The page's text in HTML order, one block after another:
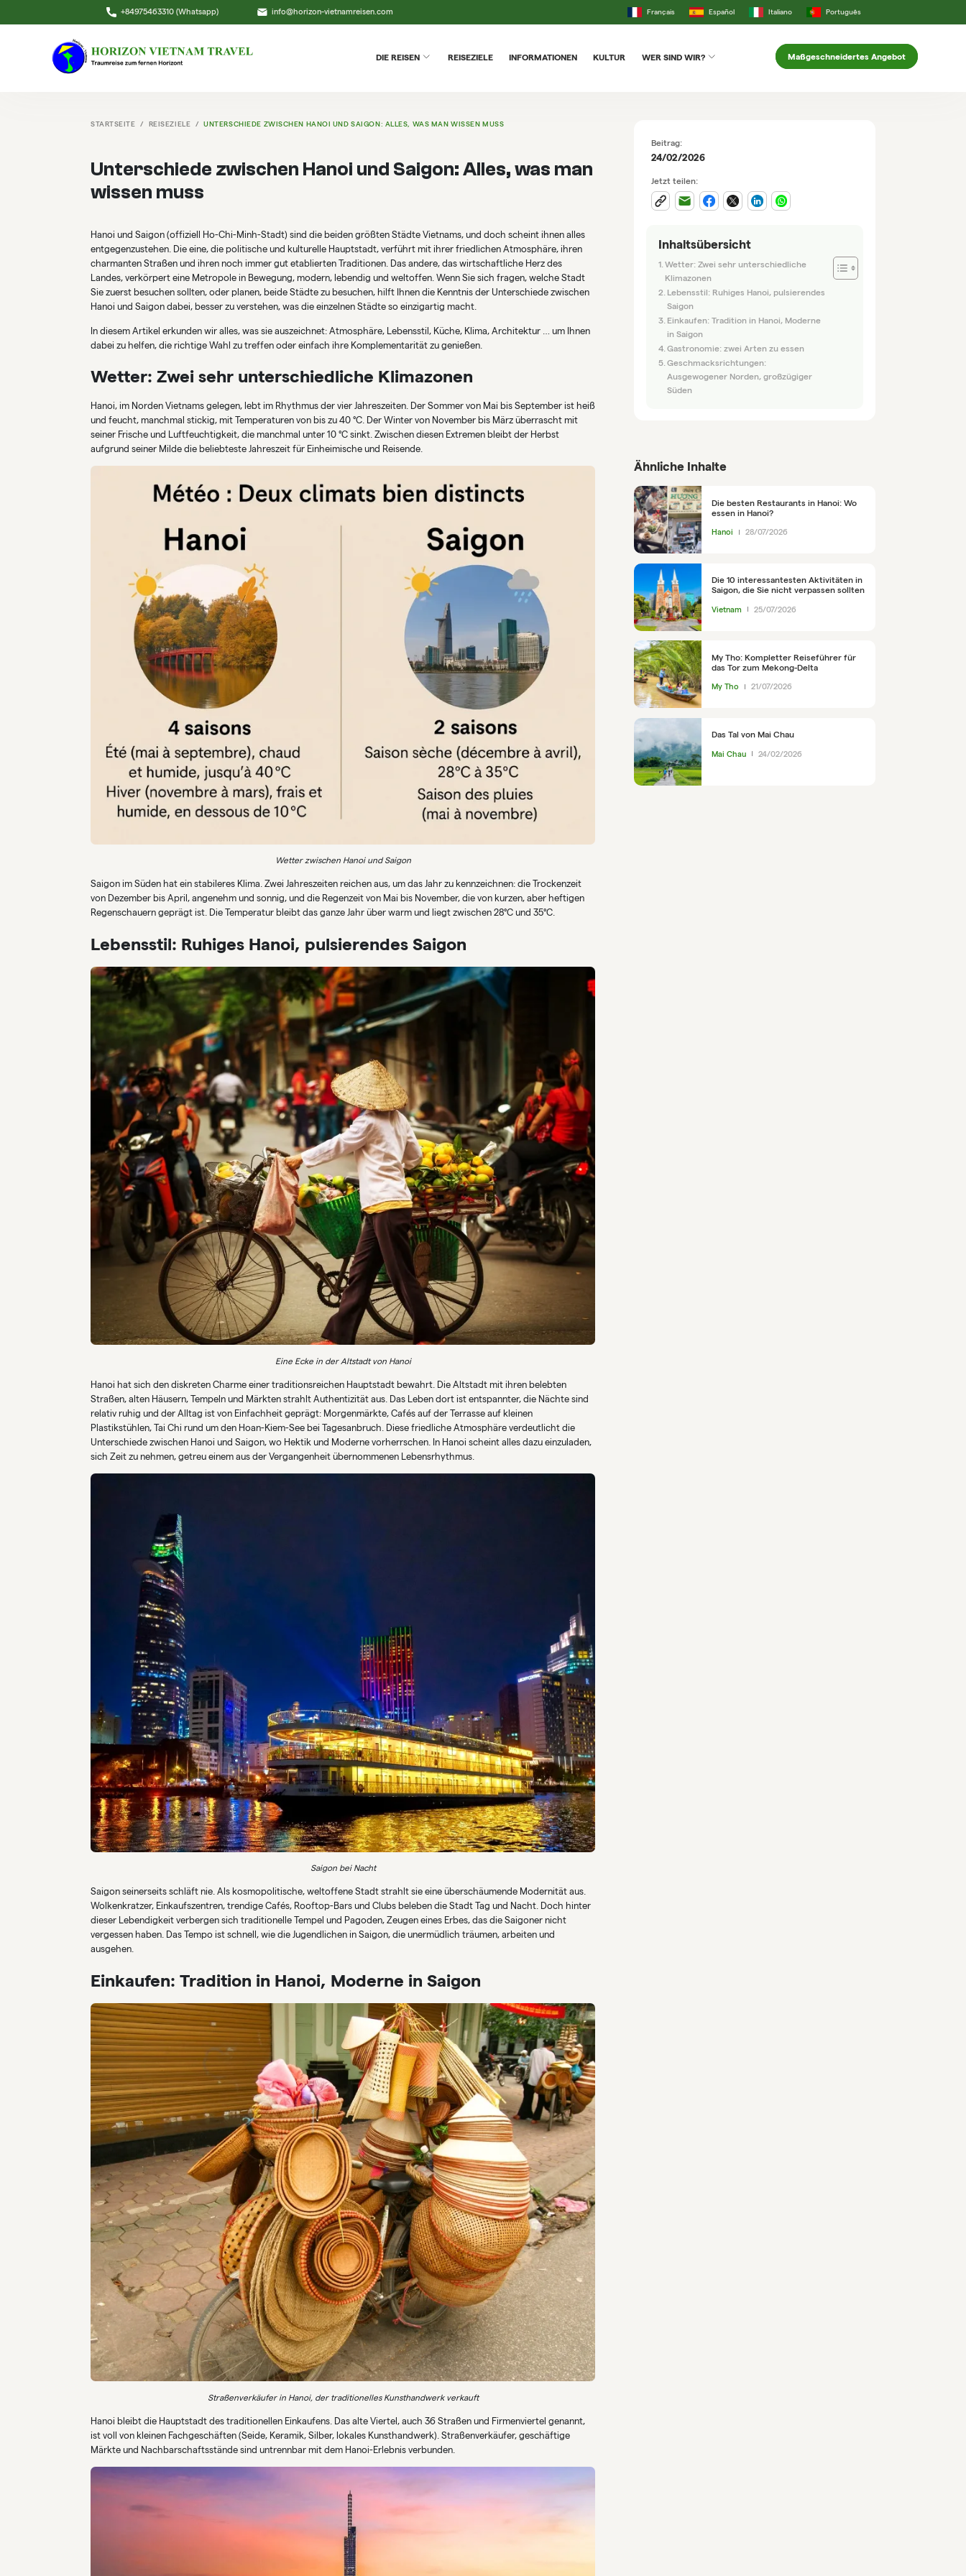
+84975463310 (Whatsapp) info@horizon-vietnamreisen.com Français Español Italiano Português
DIE REISEN REISEZIELE INFORMATIONEN KULTUR WER SIND WIR? Maßgeschneidertes Angebot
STARTSEITE REISEZIELE UNTERSCHIEDE ZWISCHEN HANOI UND SAIGON: ALLES, WAS MAN WISSEN MUSS
Unterschiede zwischen Hanoi und Saigon: Alles, was man
wissen muss
Hanoi und Saigon (offiziell Ho-Chi-Minh-Stadt) sind die beiden größten Städte Vietnams, und doch scheint ihnen alles
entgegenzustehen. Die eine, die politische und kulturelle Hauptstadt, verführt mit ihrer friedlichen Atmosphäre, ihren
charmanten Straßen und ihren noch immer gut etablierten Traditionen. Das andere, das wirtschaftliche Herz des
Landes, verkörpert eine Metropole in Bewegung, modern, lebendig und weltoffen. Wenn Sie sich fragen, welche Stadt
Sie zuerst besuchen sollten, oder planen, beide Städte zu besuchen, hilft Ihnen die Kenntnis der Unterschiede zwischen
Hanoi und Saigon dabei, besser zu verstehen, was die einzelnen Städte so einzigartig macht.
In diesem Artikel erkunden wir alles, was sie auszeichnet: Atmosphäre, Lebensstil, Küche, Klima, Architektur … um Ihnen
dabei zu helfen, die richtige Wahl zu treffen oder einfach ihre Komplementarität zu genießen.
Wetter: Zwei sehr unterschiedliche Klimazonen
Hanoi, im Norden Vietnams gelegen, lebt im Rhythmus der vier Jahreszeiten. Der Sommer von Mai bis September ist heiß
und feucht, manchmal stickig, mit Temperaturen von bis zu 40 °C. Der Winter von November bis März überrascht mit
seiner Frische und Luftfeuchtigkeit, die manchmal unter 10 °C sinkt. Zwischen diesen Extremen bleibt der Herbst
aufgrund seiner Milde die beliebteste Jahreszeit für Einheimische und Reisende.
Wetter zwischen Hanoi und Saigon
Saigon im Süden hat ein stabileres Klima. Zwei Jahreszeiten reichen aus, um das Jahr zu kennzeichnen: die Trockenzeit
von Dezember bis April, angenehm und sonnig, und die Regenzeit von Mai bis November, die von kurzen, aber heftigen
Regenschauern geprägt ist. Die Temperatur bleibt das ganze Jahr über warm und liegt zwischen 28°C und 35°C.
Lebensstil: Ruhiges Hanoi, pulsierendes Saigon
Eine Ecke in der Altstadt von Hanoi
Hanoi hat sich den diskreten Charme einer traditionsreichen Hauptstadt bewahrt. Die Altstadt mit ihren belebten
Straßen, alten Häusern, Tempeln und Märkten strahlt Authentizität aus. Das Leben dort ist entspannter, die Nächte sind
relativ ruhig und der Alltag ist von Einfachheit geprägt: Morgenmärkte, Cafés auf der Terrasse auf kleinen
Plastikstühlen, Tai Chi rund um den Hoan-Kiem-See bei Tagesanbruch. Diese friedliche Atmosphäre verdeutlicht die
Unterschiede zwischen Hanoi und Saigon, wo Hektik und Moderne vorherrschen. In Hanoi scheint alles dazu einzuladen,
sich Zeit zu nehmen, getreu einem aus der Vergangenheit übernommenen Lebensrhythmus.
Saigon bei Nacht
Saigon seinerseits schläft nie. Als kosmopolitische, weltoffene Stadt strahlt sie eine überschäumende Modernität aus.
Wolkenkratzer, Einkaufszentren, trendige Cafés, Rooftop-Bars und Clubs beleben die Stadt Tag und Nacht. Doch hinter
dieser Lebendigkeit verbergen sich traditionelle Tempel und Pagoden, Zeugen eines Erbes, das die Saigoner nicht
vergessen haben. Das Tempo ist schnell, wie die Jugendlichen in Saigon, die unermüdlich träumen, arbeiten und
ausgehen.
Einkaufen: Tradition in Hanoi, Moderne in Saigon
Straßenverkäufer in Hanoi, der traditionelles Kunsthandwerk verkauft
Hanoi bleibt die Hauptstadt des traditionellen Einkaufens. Das alte Viertel, auch 36 Straßen und Firmenviertel genannt,
ist voll von kleinen Fachgeschäften (Seide, Keramik, Silber, lokales Kunsthandwerk). Straßenverkäufer, geschäftige
Märkte und Nachbarschaftsstände sind untrennbar mit dem Hanoi-Erlebnis verbunden.
Beitrag:
24/02/2026
Jetzt teilen:
Inhaltsübersicht
Wetter: Zwei sehr unterschiedliche
Klimazonen
Lebensstil: Ruhiges Hanoi, pulsierendes
Saigon
Einkaufen: Tradition in Hanoi, Moderne
in Saigon
Gastronomie: zwei Arten zu essen
Geschmacksrichtungen:
Ausgewogener Norden, großzügiger
Süden
Ähnliche Inhalte
Die besten Restaurants in Hanoi: Wo
essen in Hanoi?
Hanoi 28/07/2026
Die 10 interessantesten Aktivitäten in
Saigon, die Sie nicht verpassen sollten
Vietnam 25/07/2026
My Tho: Kompletter Reiseführer für
das Tor zum Mekong-Delta
My Tho 21/07/2026
Das Tal von Mai Chau
Mai Chau 24/02/2026